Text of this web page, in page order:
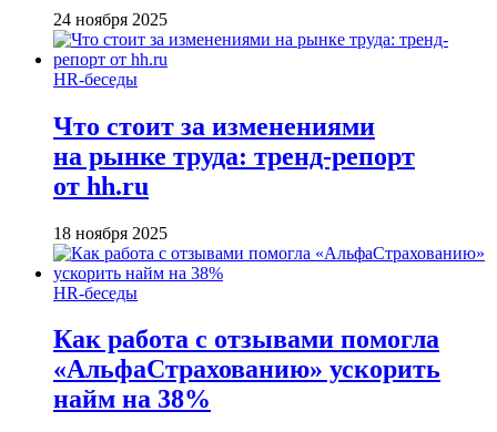
24 ноября 2025
HR-беседы
Что стоит за изменениями
на рынке труда: тренд-репорт
от hh.ru
18 ноября 2025
HR-беседы
Как работа с отзывами помогла
«АльфаСтрахованию» ускорить
найм на 38%